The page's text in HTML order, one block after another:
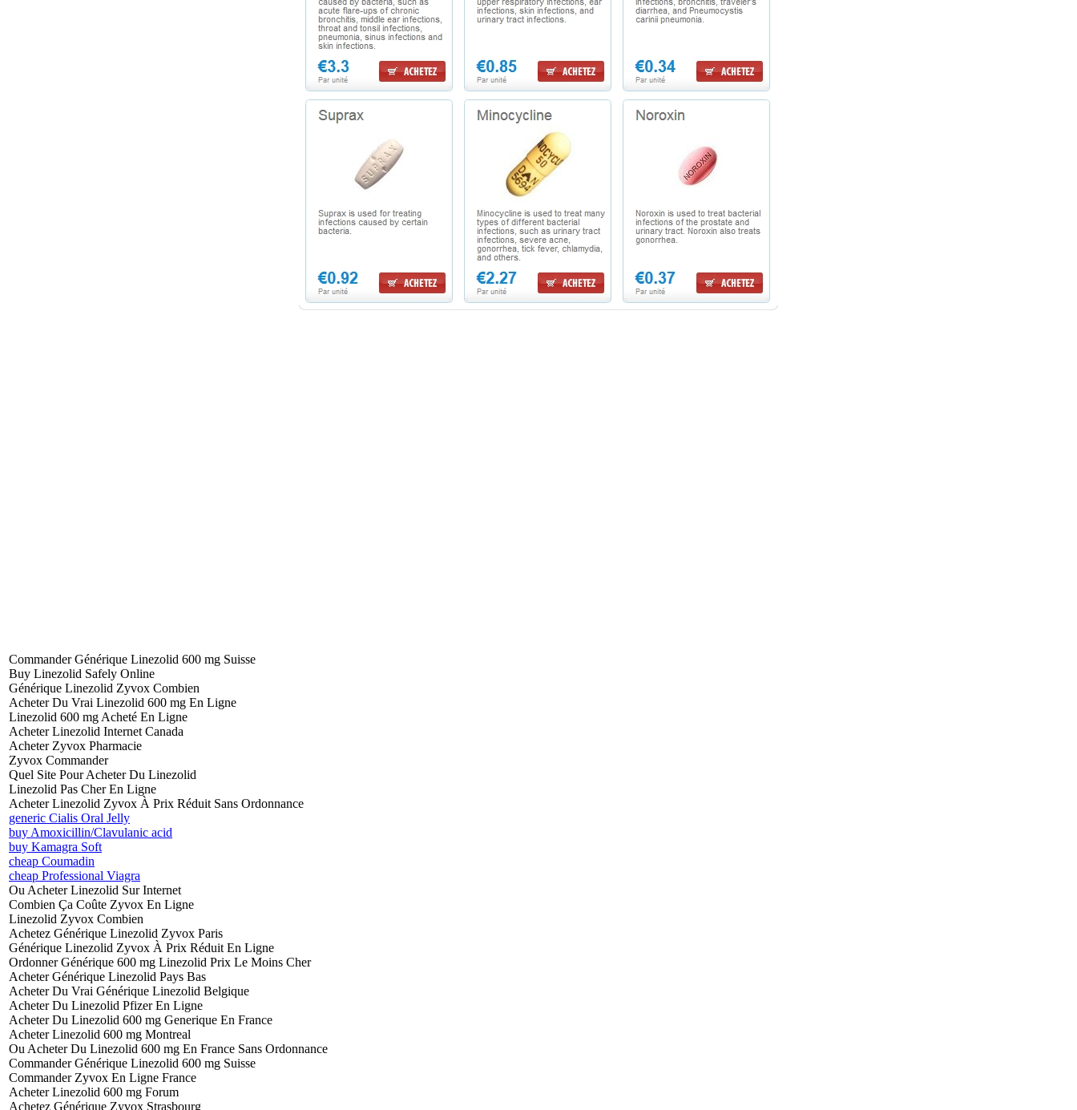
Commander Générique Linezolid 600 mg Suisse
Buy Linezolid Safely Online
Générique Linezolid Zyvox Combien
Acheter Du Vrai Linezolid 600 mg En Ligne
Linezolid 600 mg Acheté En Ligne
Acheter Linezolid Internet Canada
Acheter Zyvox Pharmacie
Zyvox Commander
Quel Site Pour Acheter Du Linezolid
Linezolid Pas Cher En Ligne
Acheter Linezolid Zyvox À Prix Réduit Sans Ordonnance
generic Cialis Oral Jelly
buy Amoxicillin/Clavulanic acid
buy Kamagra Soft
cheap Coumadin
cheap Professional Viagra
Ou Acheter Linezolid Sur Internet
Combien Ça Coûte Zyvox En Ligne
Linezolid Zyvox Combien
Achetez Générique Linezolid Zyvox Paris
Générique Linezolid Zyvox À Prix Réduit En Ligne
Ordonner Générique 600 mg Linezolid Prix Le Moins Cher
Acheter Générique Linezolid Pays Bas
Acheter Du Vrai Générique Linezolid Belgique
Acheter Du Linezolid Pfizer En Ligne
Acheter Du Linezolid 600 mg Generique En France
Acheter Linezolid 600 mg Montreal
Ou Acheter Du Linezolid 600 mg En France Sans Ordonnance
Commander Générique Linezolid 600 mg Suisse
Commander Zyvox En Ligne France
Acheter Linezolid 600 mg Forum
Achetez Générique Zyvox Strasbourg